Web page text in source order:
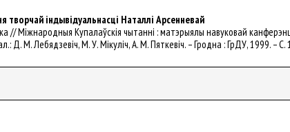
творчай індывідуальнасці Наталлі Арсенневай
// Міжнародныя Купалаўскія чытанні : матэрыялы навуковай
Д. М. Лебядзевіч, М. У. Мікуліч, А. М. Пяткевіч. – Гродна : ГрДУ, 1999. –